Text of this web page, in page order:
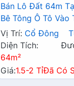
Bán Lô Đất 64m
Bê Tông Ô Tô
Đúc Thân Thiện
Ban Giá Đầu Tư
Vị Trí: Cổ Đông
Diện Tích:
64m²
Giá:1.5-2 TỉĐã Có